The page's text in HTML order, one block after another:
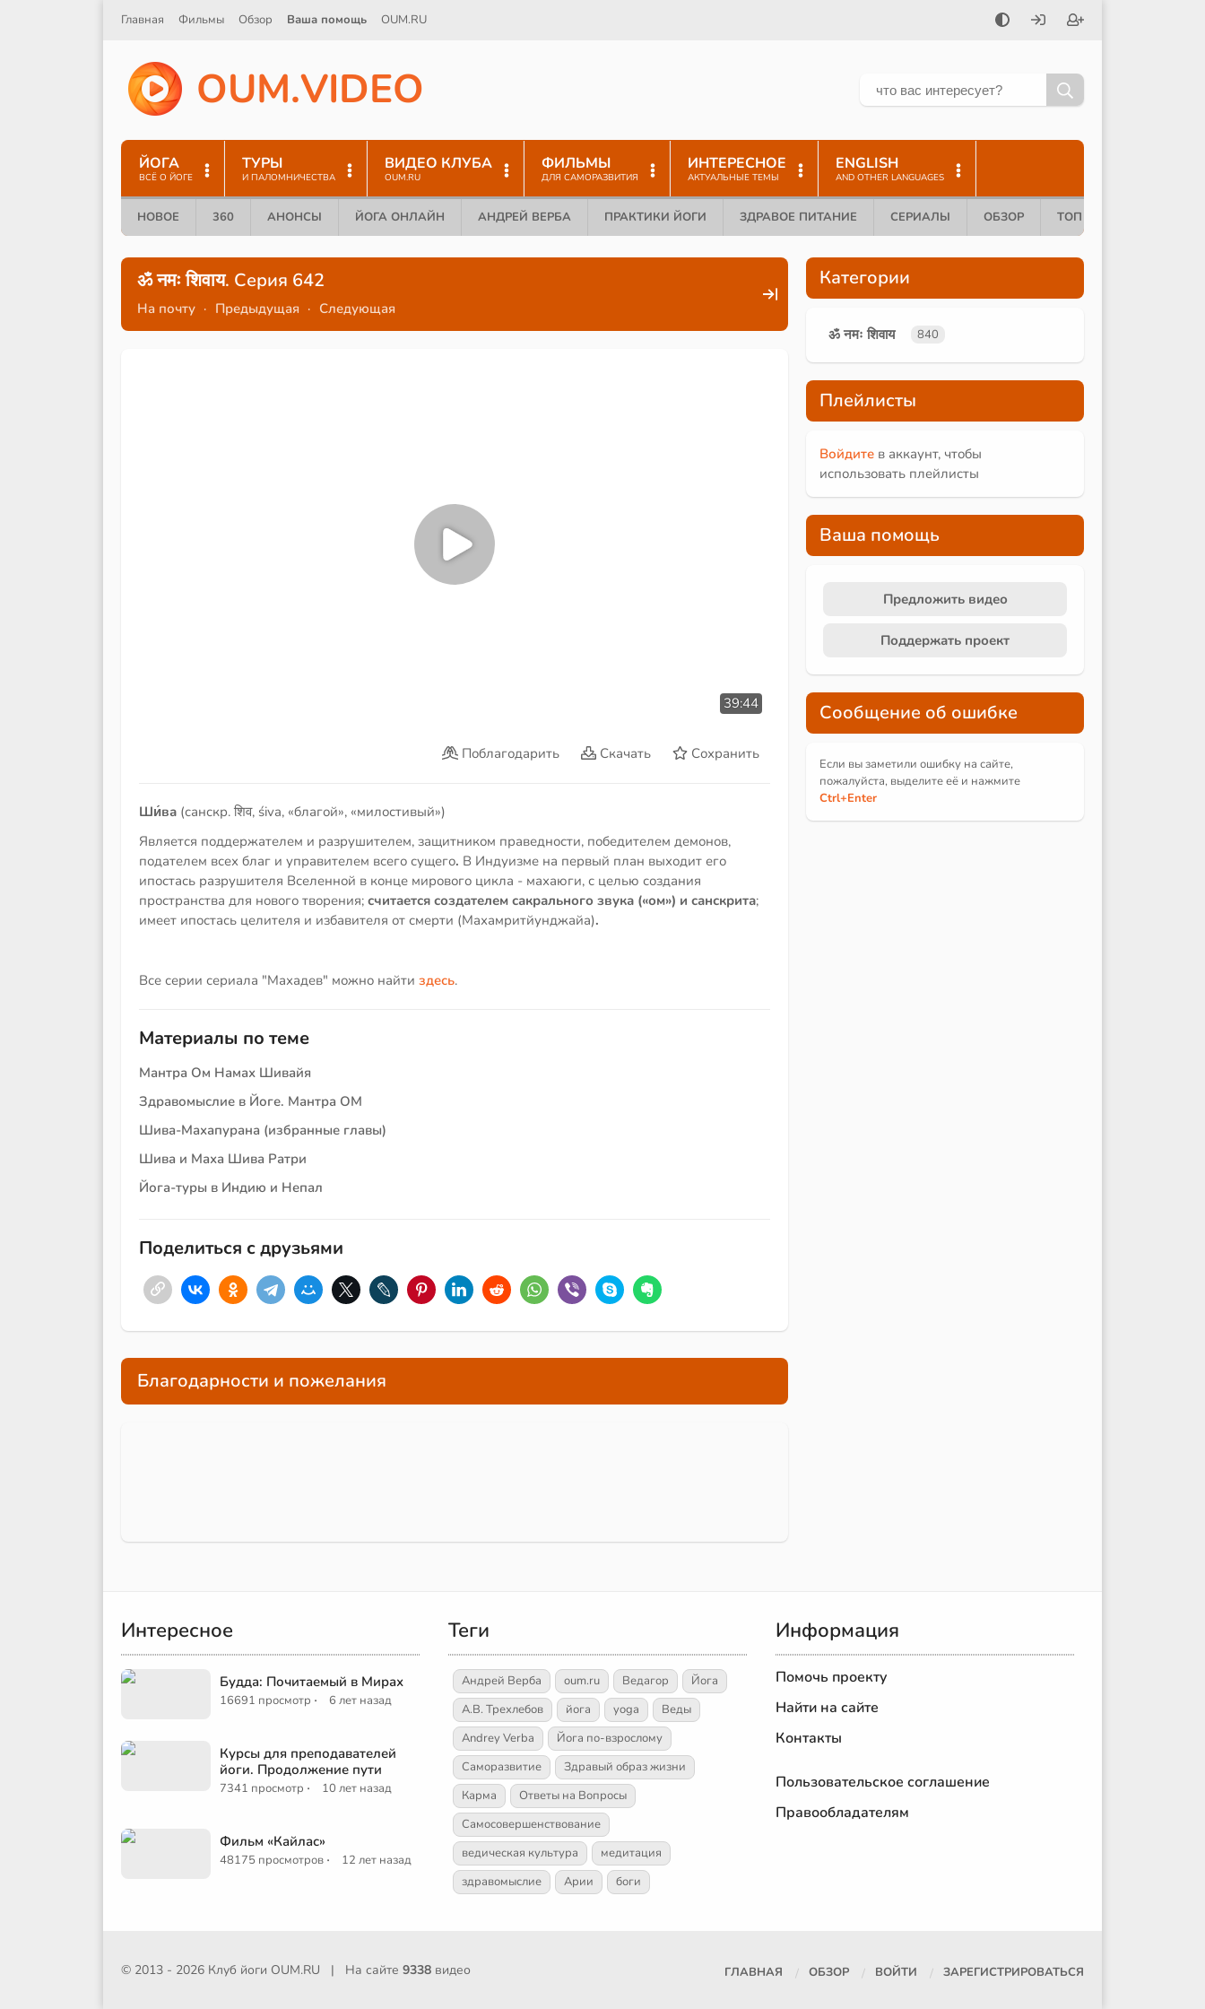
Главная Фильмы Обзор Ваша помощь OUM.RU
OUM.VIDEO
ЙОГА
ВСЁ О ЙОГЕ
ТУРЫ
И ПАЛОМНИЧЕСТВА
ВИДЕО КЛУБА
OUM.RU
ФИЛЬМЫ
ДЛЯ САМОРАЗВИТИЯ
ИНТЕРЕСНОЕ
АКТУАЛЬНЫЕ ТЕМЫ
ENGLISH
AND OTHER LANGUAGES
НОВОЕ 360 АНОНСЫ ЙОГА ОНЛАЙН АНДРЕЙ ВЕРБА ПРАКТИКИ ЙОГИ ЗДРАВОЕ ПИТАНИЕ СЕРИАЛЫ ОБЗОР ТОП 10
ॐ नमः शिवाय. Серия 642
На почту · Предыдущая · Следующая
39:44
Поблагодарить Скачать Сохранить
Ши́ва (санскр. शिव, śiva, «благой», «милостивый»)
Является поддержателем и разрушителем, защитником праведности, победителем демонов,
подателем всех благ и управителем всего сущего. В Индуизме на первый план выходит его
ипостась разрушителя Вселенной в конце мирового цикла - махаюги, с целью создания
пространства для нового творения; считается создателем сакрального звука («ом») и санскрита;
имеет ипостась целителя и избавителя от смерти (Махамритйунджайа).
Все серии сериала "Махадев" можно найти здесь.
Материалы по теме
Мантра Ом Намах Шивайя
Здравомыслие в Йоге. Мантра ОМ
Шива-Махапурана (избранные главы)
Шива и Маха Шива Ратри
Йога-туры в Индию и Непал
Поделиться с друзьями
Благодарности и пожелания
Категории
ॐ नमः शिवाय 840
Плейлисты
Войдите в аккаунт, чтобы
использовать плейлисты
Ваша помощь
Предложить видео
Поддержать проект
Сообщение об ошибке
Если вы заметили ошибку на сайте,
пожалуйста, выделите её и нажмите
Ctrl+Enter
Интересное
Будда: Почитаемый в Мирах
16691 просмотр · 6 лет назад
Курсы для преподавателей
йоги. Продолжение пути
7341 просмотр · 10 лет назад
Фильм «Кайлас»
48175 просмотров · 12 лет назад
Теги
Андрей Верба oum.ru Ведагор
Йога
А.В. Трехлебов
йога yoga
Веды
Andrey Verba
Йога по-взрослому
Саморазвитие
Здравый образ жизни
Карма
Ответы на Вопросы
Самосовершенствование
ведическая культура
медитация
здравомыслие
Арии боги
Информация
Помочь проекту
Найти на сайте
Контакты
Пользовательское соглашение
Правообладателям
ГЛАВНАЯ ОБЗОР ВОЙТИ ЗАРЕГИСТРИРОВАТЬСЯ
© 2013 - 2026 Клуб йоги OUM.RU | На сайте 9338 видео